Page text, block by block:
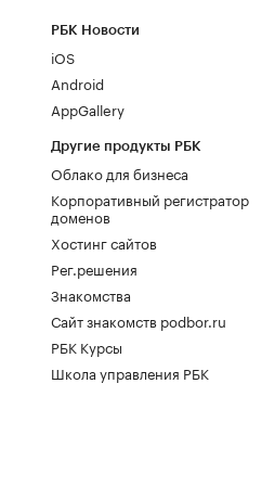
РБК Новости
iOS
Android
AppGallery
Другие продукты РБК
Облако для бизнеса
Корпоративный регистратор
доменов
Хостинг сайтов
Рег.решения
Знакомства
Сайт знакомств podbor.ru
РБК Курсы
Школа управления РБК